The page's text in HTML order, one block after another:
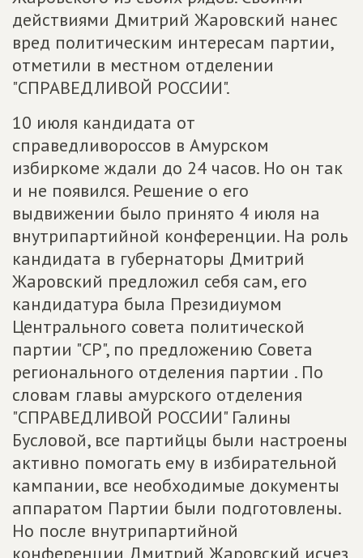
действиями Дмитрий Жаровский нанес
вред политическим интересам партии,
отметили в местном отделении
"СПРАВЕДЛИВОЙ РОССИИ".
10 июля кандидата от
справедливороссов в Амурском
избиркоме ждали до 24 часов. Но он так
и не появился. Решение о его
выдвижении было принято 4 июля на
внутрипартийной конференции. На роль
кандидата в губернаторы Дмитрий
Жаровский предложил себя сам, его
кандидатура была Президиумом
Центрального совета политической
партии "СР", по предложению Совета
регионального отделения партии . По
словам главы амурского отделения
"СПРАВЕДЛИВОЙ РОССИИ" Галины
Бусловой, все партийцы были настроены
активно помогать ему в избирательной
кампании, все необходимые документы
аппаратом Партии были подготовлены.
Но после внутрипартийной
конференции Дмитрий Жаровский исчез